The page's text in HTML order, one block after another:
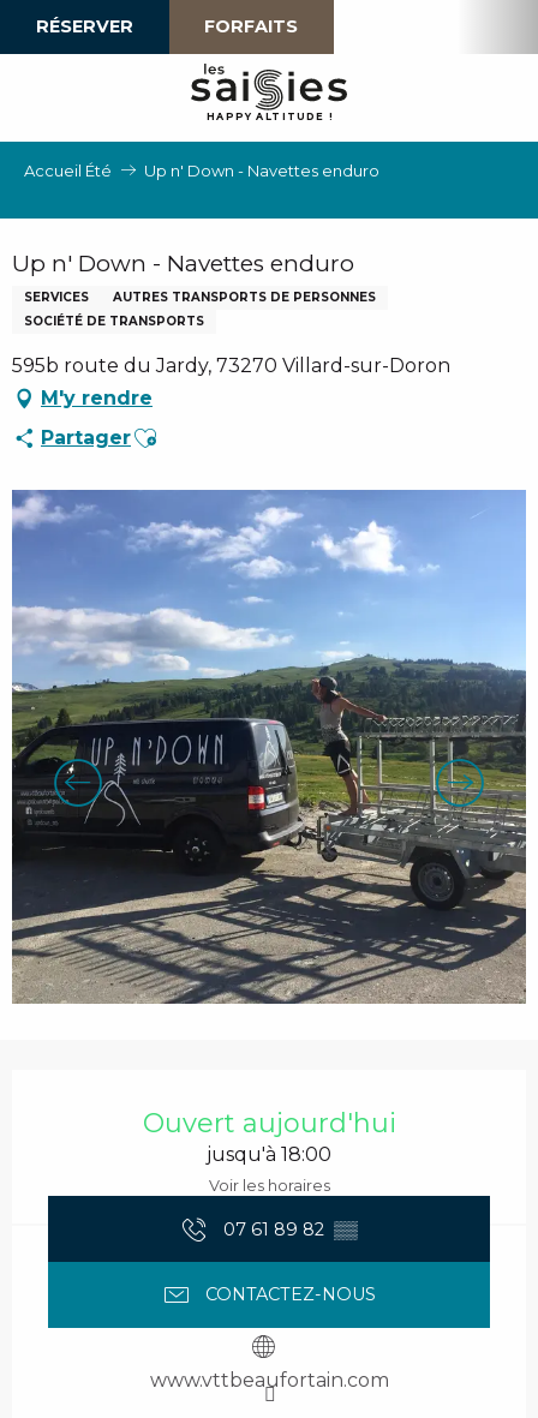
RÉSERVER FORFAITS
HAPPY ALTI TU D E !
Accueil Été Up n' Down - Navettes enduro
Up n' Down - Navettes enduro
SERVICES
AUTRES TRANSPORTS DE PERSONNES
SOCIÉTÉ DE TRANSPORTS
595b route du Jardy, 73270 Villard-sur-Doron
M'y rendre
PartagerAjouter aux favoris
Ouvert aujourd'hui
jusqu'à 18:00
Voir les horaires
07 61 89 82 ▒▒
CONTACTEZ-NOUS
www.vttbeaufortain.com